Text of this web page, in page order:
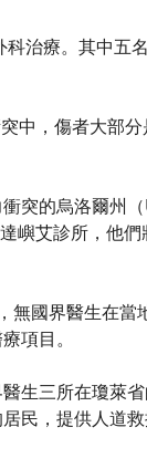
治療。其中五
中，傷者大部
突的烏洛爾州
嶼艾診所，他
無國界醫生在當
項目。
生三所在瓊萊
民，提供人道